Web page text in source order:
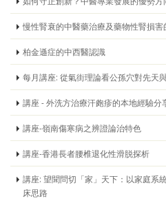
慢性腎衰的中醫藥治療及藥物性腎損害
柏金遜症的中西醫認識
每月講座: 從氣街理論看公孫穴對先天
講座 - 外洗方治療汗皰疹的本地經驗分
講座-嶺南傷寒病之辨證論治特色
講座-香港長者腰椎退化性滑脱探析
講座: 望聞問切「家」天下：以家庭系
床思路